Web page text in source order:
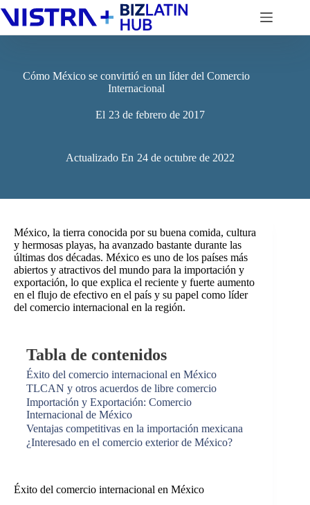
al
contenido
Cómo México se convirtió en un líder del Comercio
Internacional
El 23 de febrero de 2017
Actualizado En 24 de octubre de 2022
México, la tierra conocida por su buena comida, cultura
y hermosas playas, ha avanzado bastante durante las
últimas dos décadas. México es uno de los países más
abiertos y atractivos del mundo para la importación y
exportación, lo que explica el reciente y fuerte aumento
en el flujo de efectivo en el país y su papel como líder
del comercio internacional en la región.
Tabla de contenidos
Éxito del comercio internacional en México
TLCAN y otros acuerdos de libre comercio
Importación y Exportación: Comercio
Internacional de México
Ventajas competitivas en la importación mexicana
¿Interesado en el comercio exterior de México?
Éxito del comercio internacional en México